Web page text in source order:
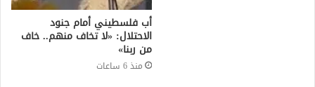
أب فلسطيني أمام جنود
الاحتلال: «لا تخاف منهم.. خاف
من ربنا»
منذ 6 ساعات